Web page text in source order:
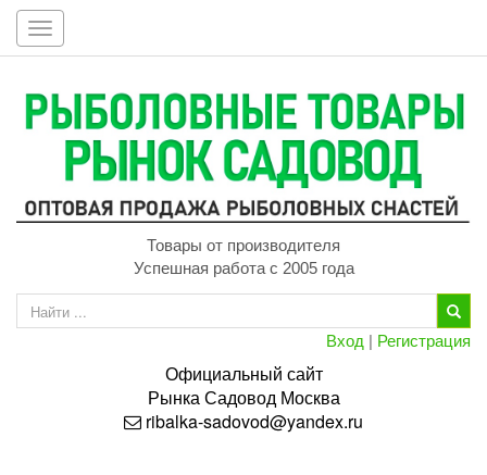
Toggle
navigation
Товары от производителя
Успешная работа с 2005 года
Вход | Регистрация
Официальный сайт
РынкаСадовод Москва
ribalka-sadovod@yandex.ru